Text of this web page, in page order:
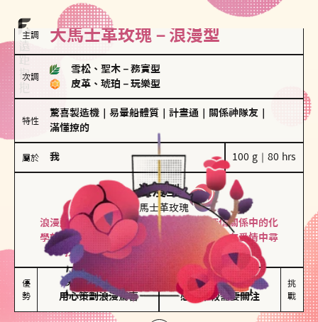
主調 大馬士革玫瑰－浪漫型
次調
雪松、聖木 － 務實型
皮革、琥珀 － 玩樂型
特性
驚喜製造機 易暈船體質 計畫通 關係神隊友
滿懂撩的
屬於 我 100 g｜80 hrs
浪漫型
大馬士革玫瑰
浪漫型的人以激情與性吸引力為基礎，深信關係中的化
學效應，認為每次相遇都是命中註定。傾向在愛情中尋
找火花，經常表達對另一半的愛意和讚美。
優
勢
保持戀愛新鮮感
用心策劃浪漫驚喜
情緒起伏較大
感情中較需要關注
挑
戰